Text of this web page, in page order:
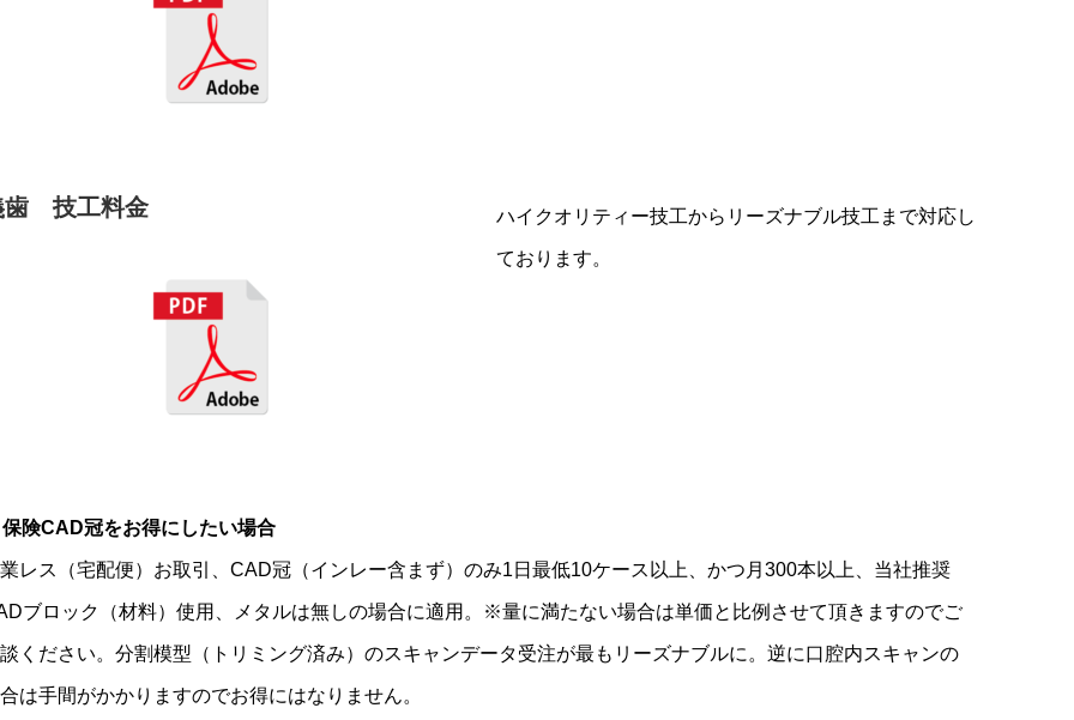
歯 技工料金 ハイクオリティー技工からリーズナブル技工まで対応し
ております。
保険CAD冠をお得にしたい場合
レス（宅配便）お取引、CAD冠（インレー含まず）のみ1日最低10ケース以上、かつ月300本以上、当社推奨
ブロック（材料）使用、メタルは無しの場合に適用。※量に満たない場合は単価と比例させて頂きますのでご
ください。分割模型（トリミング済み）のスキャンデータ受注が最もリーズナブルに。逆に口腔内スキャンの
は手間がかかりますのでお得にはなりません。